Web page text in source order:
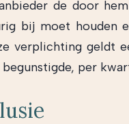
de door
bij moet houden
verplichting geldt
per